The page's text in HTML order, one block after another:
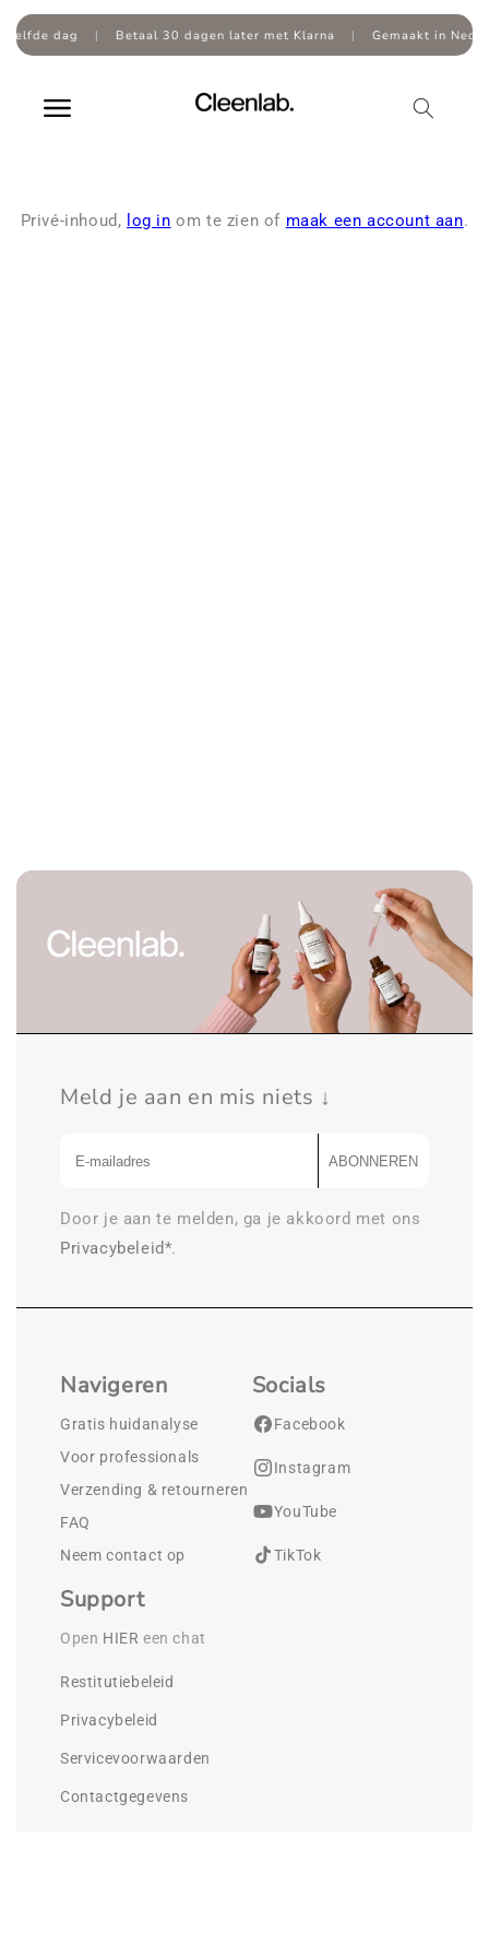
inhoud
dag Betaal 30 dagen later met Klarna Gemaakt in
Privé-inhoud, log in om te zien of maak een account aan.
Meld je aan en mis niets ↓
ABONNEREN
Door je aan te melden, ga je akkoord met ons
Privacybeleid*.
Navigeren
Gratis huidanalyse
Voor professionals
Verzending & retourneren
FAQ
Neem contact op
Socials
Facebook
Instagram
YouTube
TikTok
Support
Open HIER een chat
Restitutiebeleid
Privacybeleid
Servicevoorwaarden
Contactgegevens